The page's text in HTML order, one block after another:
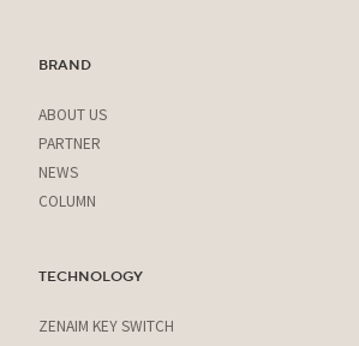
BRAND
ABOUT US
PARTNER
NEWS
COLUMN
TECHNOLOGY
ZENAIM KEY SWITCH